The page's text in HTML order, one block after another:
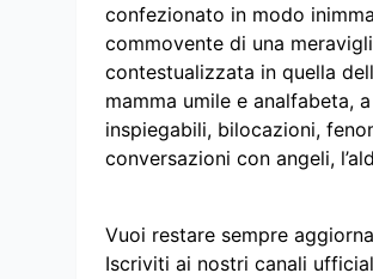
confezionato in modo
commovente di una
contestualizzata in quella
mamma umile e analfabeta,
inspiegabili, bilocazioni,
conversazioni con angeli,
Vuoi restare sempre
Iscriviti ai nostri canali